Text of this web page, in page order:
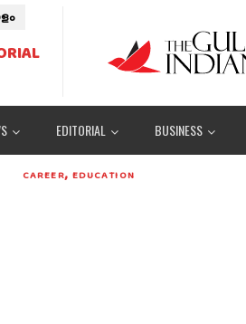
EDITORIAL BUSINESS
CAREER, EDUCATION